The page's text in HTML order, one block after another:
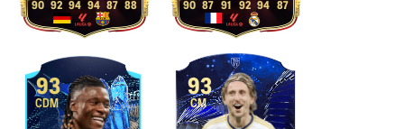
90 92 94 94 87 88 90 87 91 92 94 87
93
CDM
93
CM